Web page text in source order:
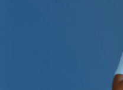
antes de estranhar